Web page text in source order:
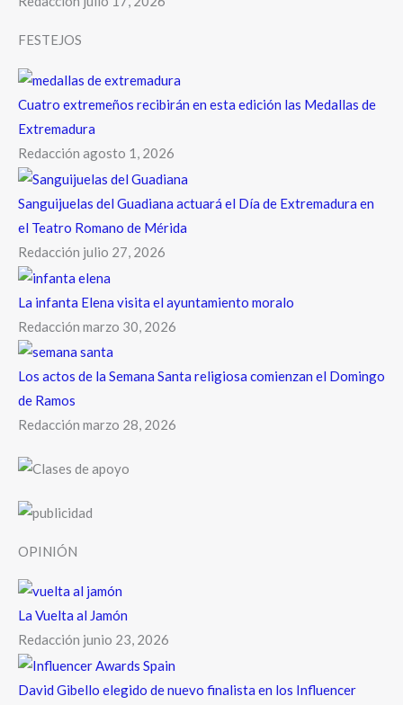
FESTEJOS
Cuatro extremeños recibirán en esta edición las Medallas de
Extremadura
Redacción agosto 1, 2026
Sanguijuelas del Guadiana actuará el Día de Extremadura en
el Teatro Romano de Mérida
Redacción julio 27, 2026
La infanta Elena visita el ayuntamiento moralo
Redacción marzo 30, 2026
Los actos de la Semana Santa religiosa comienzan el Domingo
de Ramos
Redacción marzo 28, 2026
OPINIÓN
La Vuelta al Jamón
Redacción junio 23, 2026
David Gibello elegido de nuevo finalista en los Influencer